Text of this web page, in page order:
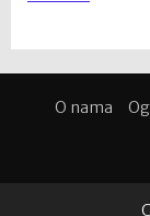
O nama